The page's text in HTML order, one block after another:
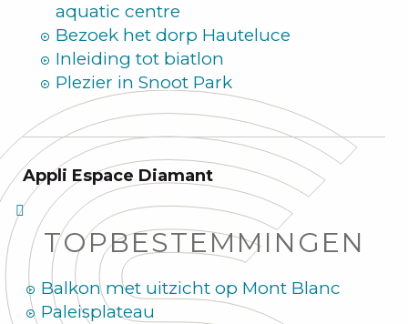
aquatic centre
Bezoek het dorp Hauteluce
Inleiding tot biatlon
Plezier in Snoot Park
Appli Espace Diamant
TOPBESTEMMINGEN
Balkon met uitzicht op Mont Blanc
Paleisplateau